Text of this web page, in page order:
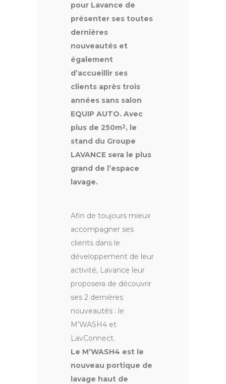
pour Lavance de
présenter ses toutes
dernières
nouveautés et
également
d’accueillir ses
clients après trois
années sans salon
EQUIP AUTO. Avec
plus de 250m2, le
stand du Groupe
LAVANCE sera le plus
grand de l’espace
lavage.
Afin de toujours mieux
accompagner ses
clients dans le
développement de leur
activité, Lavance leur
proposera de découvrir
ses 2 dernières
nouveautés : le
M’WASH4 et
LavConnect.
Le M’WASH4 est le
nouveau portique de
lavage haut de